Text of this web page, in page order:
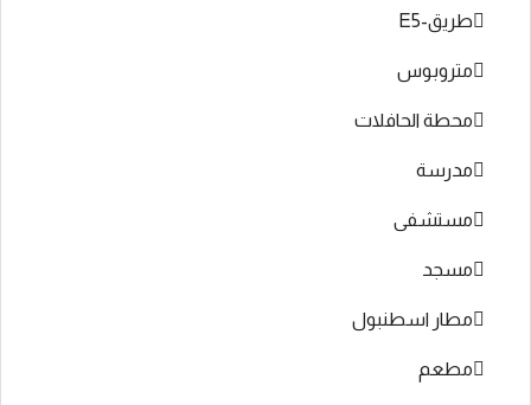
طريق-E5
متروبوس
محطة الحافلات
مدرسة
مستشفى
مسجد
مطار اسطنبول
مطعم